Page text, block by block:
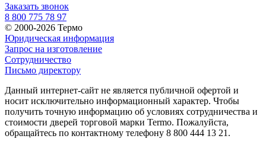
Заказать звонок
8 800 775 78 97
© 2000-2026 Термо
Юридическая информация
Запрос на изготовление
Сотрудничество
Письмо директору
Данный интернет-сайт не является публичной офертой и
носит исключительно информационный характер. Чтобы
получить точную информацию об условиях сотрудничества и
стоимости дверей торговой марки Termo. Пожалуйста,
обращайтесь по контактному телефону 8 800 444 13 21.